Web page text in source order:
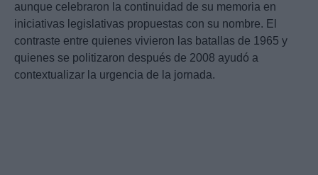
aunque celebraron la continuidad de su memoria en
iniciativas legislativas propuestas con su nombre. El
contraste entre quienes vivieron las batallas de 1965 y
quienes se politizaron después de 2008 ayudó a
contextualizar la urgencia de la jornada.